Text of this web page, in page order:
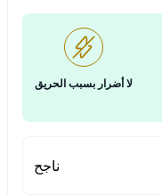
لا أضرار بسبب الحريق
ناجح